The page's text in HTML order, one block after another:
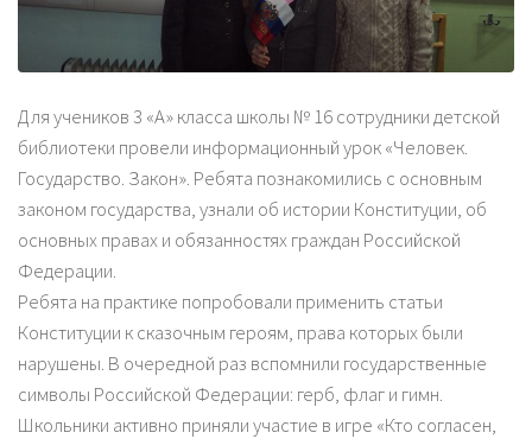
Для учеников 3 «А» класса школы № 16 сотрудники детской
библиотеки провели информационный урок «Человек.
Государство. Закон». Ребята познакомились с основным
законом государства, узнали об истории Конституции, об
основных правах и обязанностях граждан Российской
Федерации.
Ребята на практике попробовали применить статьи
Конституции к сказочным героям, права которых были
нарушены. В очередной раз вспомнили государственные
символы Российской Федерации: герб, флаг и гимн.
Школьники активно приняли участие в игре «Кто согласен,